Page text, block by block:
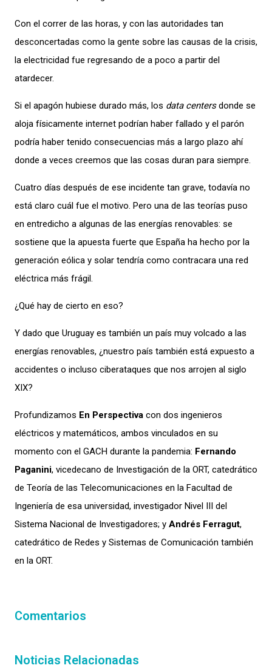
Con el correr de las horas, y con las autoridades tan
desconcertadas como la gente sobre las causas de la crisis,
la electricidad fue regresando de a poco a partir del
atardecer.
Si el apagón hubiese durado más, los data centersdonde se
aloja físicamente internet podrían haber fallado y el parón
podría haber tenido consecuencias más a largo plazo ahí
donde a veces creemos que las cosas duran para siempre.
Cuatro días después de ese incidente tan grave, todavía no
está claro cuál fue el motivo. Pero una de las teorías puso
en entredicho a algunas de las energías renovables: se
sostiene que la apuesta fuerte que España ha hecho por la
generación eólica y solar tendría como contracara una red
eléctrica más frágil.
¿Qué hay de cierto en eso?
Y dado que Uruguay es también un país muy volcado a las
energías renovables, ¿nuestro país también está expuesto a
accidentes o incluso ciberataques que nos arrojen al siglo
XIX?
Profundizamos En Perspectiva con dos ingenieros
eléctricos y matemáticos, ambos vinculados en su
momento con el GACH durante la pandemia: Fernando
Paganini, vicedecano de Investigación de la ORT, catedrático
de Teoría de las Telecomunicaciones en la Facultad de
Ingeniería de esa universidad, investigador Nivel III del
Sistema Nacional de Investigadores; y Andrés Ferragut,
catedrático de Redes y Sistemas de Comunicación también
en la ORT.
Comentarios
Noticias Relacionadas